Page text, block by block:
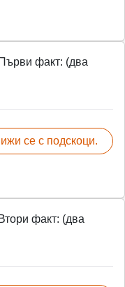
факт: (два
се с подскоци.
факт: (два